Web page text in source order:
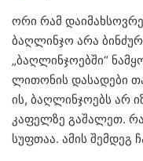
ორი რამ
ბაღლინჯო არა
„ბაღლინჯოებში“
ლითონის დასადები
ის, ბაღლინჯოებს არ
კაფელზე გაშალეთ.
სუფთაა. ამის შემდეგ